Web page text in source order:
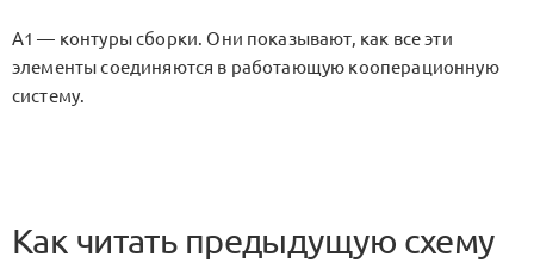
A1 — контуры сборки. Они показывают, как все эти
элементы соединяются в работающую кооперационную
систему.
Как читать предыдущую схему